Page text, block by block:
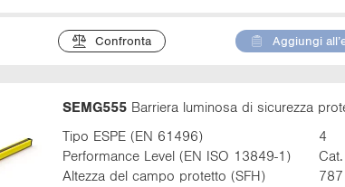
Confronta Aggiungi
SEMG555Barriera luminosa di sicurezza
Tipo ESPE (EN 61496)
4
Performance Level (EN ISO 13849-1)
Altezza del campo protetto (SFH)